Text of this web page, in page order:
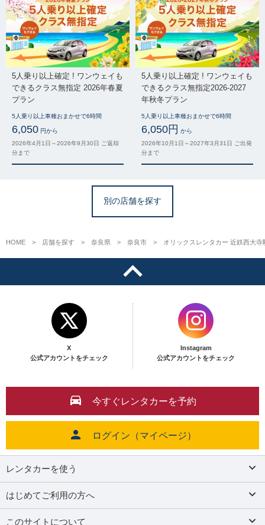
5人乗り以上確定 ! ワンウェイも
できるクラス無指定 2026年春夏
プラン
5人乗り以上車種おまかせで6時間
6,050 円から
2026年4月1日～2026年9月30日 ご返却
分まで
5人乗り以上確定 ! ワンウェイも
できるクラス無指定2026-2027
年秋冬プラン
5人乗り以上車種おまかせで6時間
6,050円 から
2026年10月1日～2027年3月31日 ご出発
分まで
別の店舗を探す
HOME 店舗を探す 奈良県 奈良市 オリックスレンタカー 近鉄西大寺
X
公式アカウントをチェック
Instagram
公式アカウントをチェック
今すぐレンタカーを予約
ログイン（マイページ）
レンタカーを使う
はじめてご利用の方へ
このサイトについて